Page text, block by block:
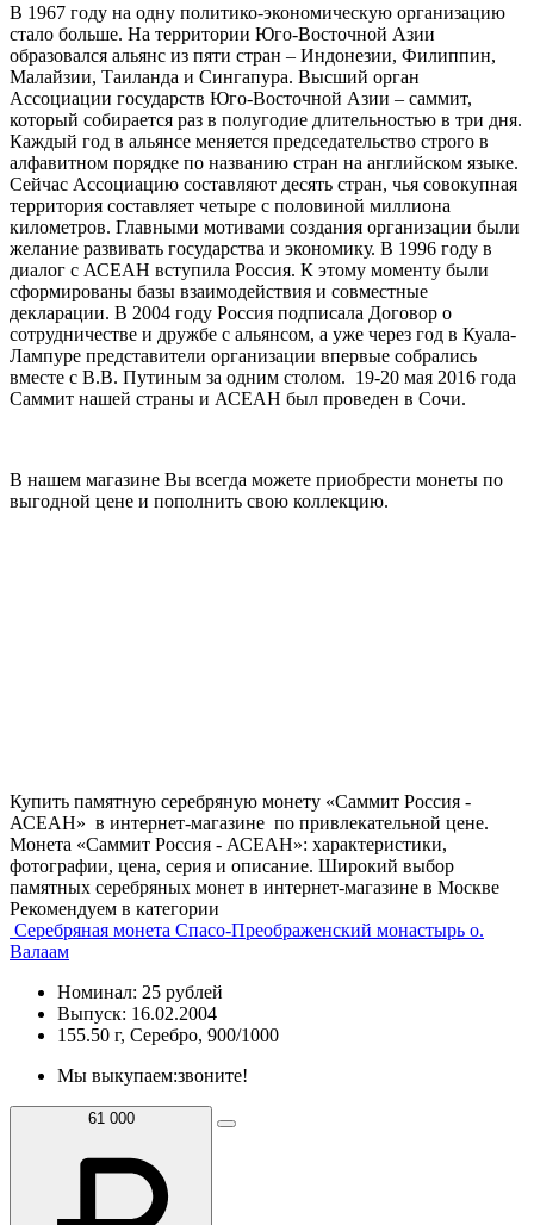
В 1967 году на одну политико-экономическую организацию
стало больше. На территории Юго-Восточной Азии
образовался альянс из пяти стран – Индонезии, Филиппин,
Малайзии, Таиланда и Сингапура. Высший орган
Ассоциации государств Юго-Восточной Азии – саммит,
который собирается раз в полугодие длительностью в три дня.
Каждый год в альянсе меняется председательство строго в
алфавитном порядке по названию стран на английском языке.
Сейчас Ассоциацию составляют десять стран, чья совокупная
территория составляет четыре с половиной миллиона
километров. Главными мотивами создания организации были
желание развивать государства и экономику. В 1996 году в
диалог с АСЕАН вступила Россия. К этому моменту были
сформированы базы взаимодействия и совместные
декларации. В 2004 году Россия подписала Договор о
сотрудничестве и дружбе с альянсом, а уже через год в Куала-
Лампуре представители организации впервые собрались
вместе с В.В. Путиным за одним столом. 19-20 мая 2016 года
Саммит нашей страны и АСЕАН был проведен в Сочи.
В нашем магазине Вы всегда можете приобрести монеты по
выгодной цене и пополнить свою коллекцию.
Купить памятную серебряную монету «Саммит Россия -
АСЕАН» в интернет-магазине по привлекательной цене.
Монета «Саммит Россия - АСЕАН»: характеристики,
фотографии, цена, серия и описание. Широкий выбор
памятных серебряных монет в интернет-магазине в Москве
Рекомендуем в категории
Серебряная монета Спасо-Преображенский монастырь о.
Валаам
Номинал: 25 рублей
Выпуск: 16.02.2004
155.50 г, Серебро, 900/1000
Мы выкупаем:звоните!
61 000